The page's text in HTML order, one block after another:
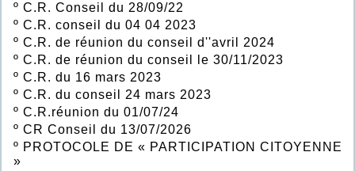
º C.R. Conseil du 28/09/22
º C.R. conseil du 04 04 2023
º C.R. de réunion du conseil d''avril 2024
º C.R. de réunion du conseil le 30/11/2023
º C.R. du 16 mars 2023
º C.R. du conseil 24 mars 2023
º C.R.réunion du 01/07/24
º CR Conseil du 13/07/2026
º PROTOCOLE DE « PARTICIPATION CITOYENNE
»